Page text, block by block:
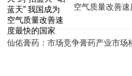
空气质量改善
仙佑膏药：市场竞争膏药产业市场